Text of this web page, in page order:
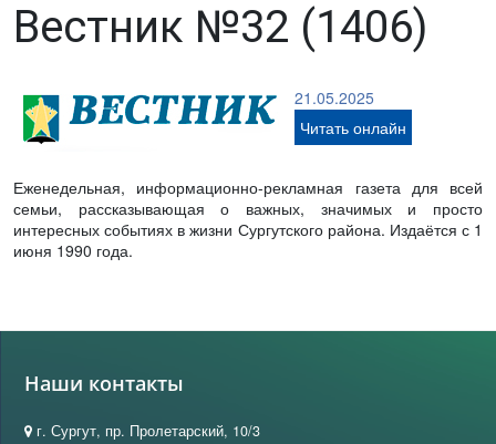
Вестник №32 (1406)
21.05.2025
Читать онлайн
Еженедельная, информационно-рекламная газета для всей
семьи, рассказывающая о важных, значимых и просто
интересных событиях в жизни Сургутского района. Издаётся с 1
июня 1990 года.
Наши контакты
г. Сургут, пр. Пролетарский, 10/3